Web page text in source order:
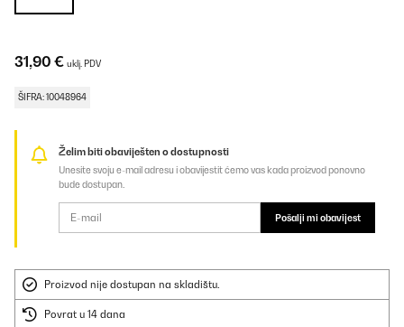
31,90 € uklj. PDV
ŠIFRA: 10048964
Želim biti obaviješten o dostupnosti
Unesite svoju e-mail adresu i obavijestit ćemo vas kada proizvod ponovno
bude dostupan.
Pošalji mi obavijest
Proizvod nije dostupan na skladištu.
Povrat u 14 dana